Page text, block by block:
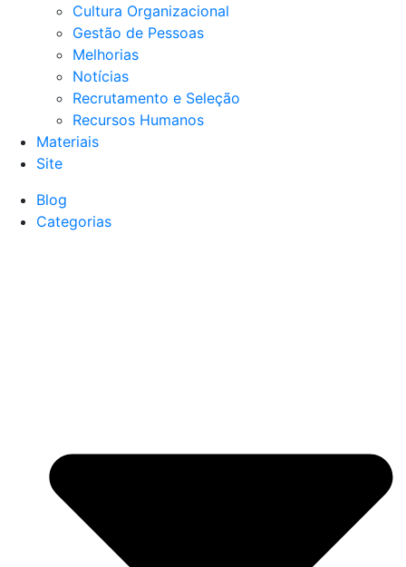
Cultura Organizacional
Gestão de Pessoas
Melhorias
Notícias
Recrutamento e Seleção
Recursos Humanos
Materiais
Site
Blog
Categorias